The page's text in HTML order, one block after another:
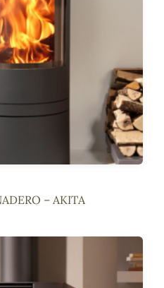
– AKITA